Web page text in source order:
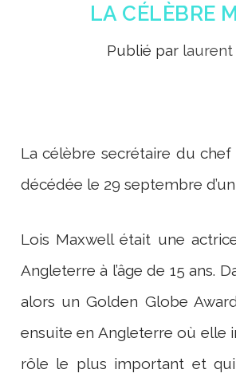
LA CÉLÈBRE
Publié par
La célèbre secrétaire du
décédée le 29 septembre
Lois Maxwell était une
Angleterre à l’âge de 15 ans.
alors un Golden Globe
ensuite en Angleterre où elle
rôle le plus important et